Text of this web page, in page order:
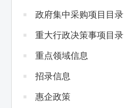
政府集中采购项目目录
重大行政决策事项目录
重点领域信息
招录信息
惠企政策